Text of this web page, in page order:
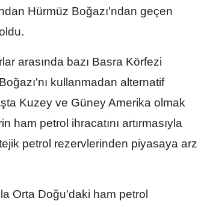
Hürmüz Boğazı'ndan geçen
arasında bazı Basra Körfezi
kullanmadan alternatif
Kuzey ve Güney Amerika olmak
ham petrol ihracatını artırmasıyla
petrol rezervlerinden piyasaya arz
Orta Doğu'daki ham petrol